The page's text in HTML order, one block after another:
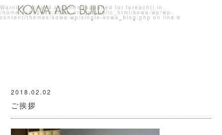
Warning: Invalid argument supplied for foreach() in
/home/xs852448/kowa-arc.jp/public_html/kowa-wp/wp-
content/themes/kowa-wp/single-kowa_blog.php on line 9
2018.02.02
ご挨拶